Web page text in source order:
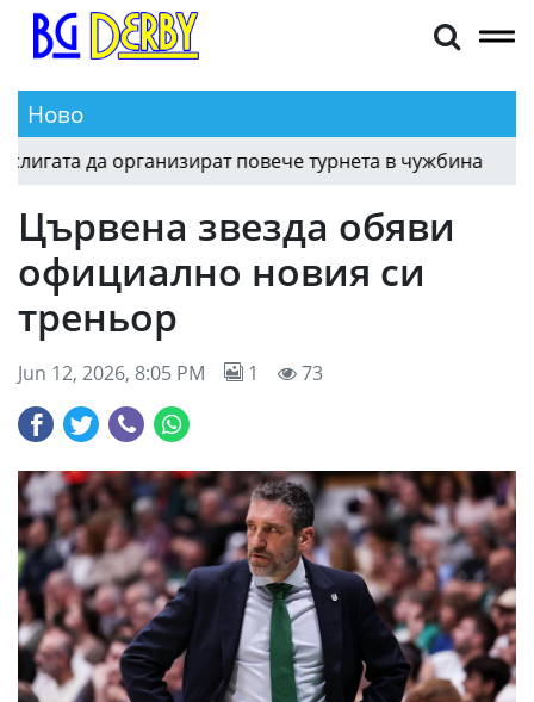
Ново
да организират повече турнета в чужбина
Цървена звезда обяви
официално новия си
треньор
Jun 12, 2026, 8:05 PM 1 73